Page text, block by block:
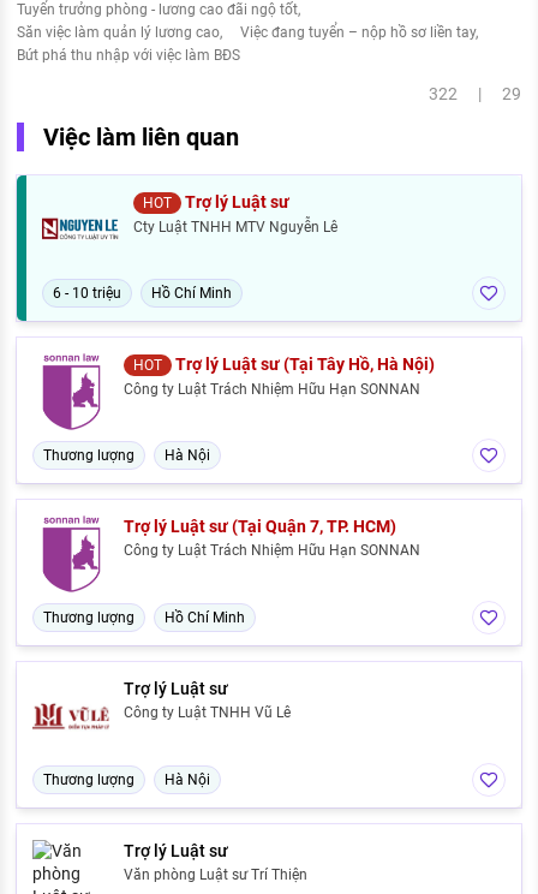
Tuyển trưởng phòng - lương cao đãi ngộ tốt
Săn việc làm quản lý lương cao
Việc đang tuyển – nộp hồ sơ liền tay
Bứt phá thu nhập với việc làm BĐS
322 | 29
Việc làm liên quan
HOT Trợ lý Luật sư
Cty Luật TNHH MTV Nguyễn Lê
6 - 10 triệu Hồ Chí Minh
HOT Trợ lý Luật sư (Tại Tây Hồ, Hà Nội)
Công ty Luật Trách Nhiệm Hữu Hạn SONNAN
Thương lượng Hà Nội
Trợ lý Luật sư (Tại Quận 7, TP. HCM)
Công ty Luật Trách Nhiệm Hữu Hạn SONNAN
Thương lượng Hồ Chí Minh
Trợ lý Luật sư
Công ty Luật TNHH Vũ Lê
Thương lượng Hà Nội
Trợ lý Luật sư
Văn phòng Luật sư Trí Thiện